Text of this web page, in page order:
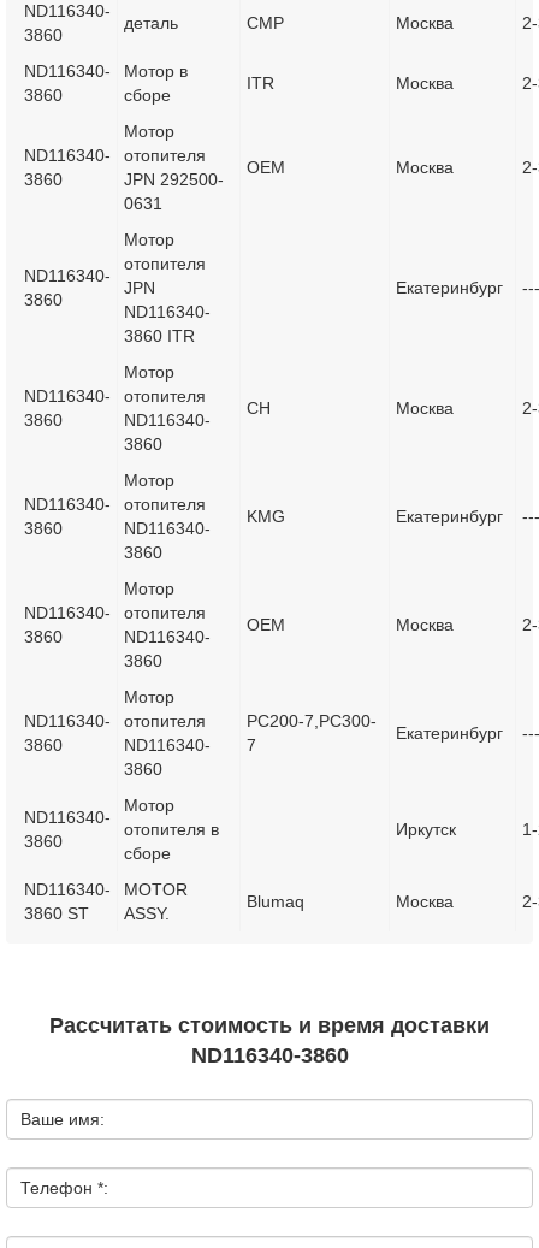
ND116340-
3860
деталь CMP Москва
ND116340-
3860
Мотор в
сборе
ITR Москва
ND116340-
3860
Мотор
отопителя
JPN 292500-
0631
OEM Москва
ND116340-
3860
Мотор
отопителя
JPN
ND116340-
3860 ITR
Екатеринбург ---
ND116340-
3860
Мотор
отопителя
ND116340-
3860
CH Москва
ND116340-
3860
Мотор
отопителя
ND116340-
3860
KMG Екатеринбург ---
ND116340-
3860
Мотор
отопителя
ND116340-
3860
OEM Москва
ND116340-
3860
Мотор
отопителя
ND116340-
3860
PC200-7,PC300-
7
Екатеринбург ---
ND116340-
3860
Мотор
отопителя в
сборе
Иркутск
ND116340-
3860 ST
MOTOR
ASSY.
Blumaq Москва
Рассчитать стоимость и время доставки
ND116340-3860
Ваше имя:
Телефон *: